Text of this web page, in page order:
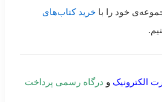
خود را با خرید کتاب‌های
الکترونیک و درگاه رسمی پرداخت